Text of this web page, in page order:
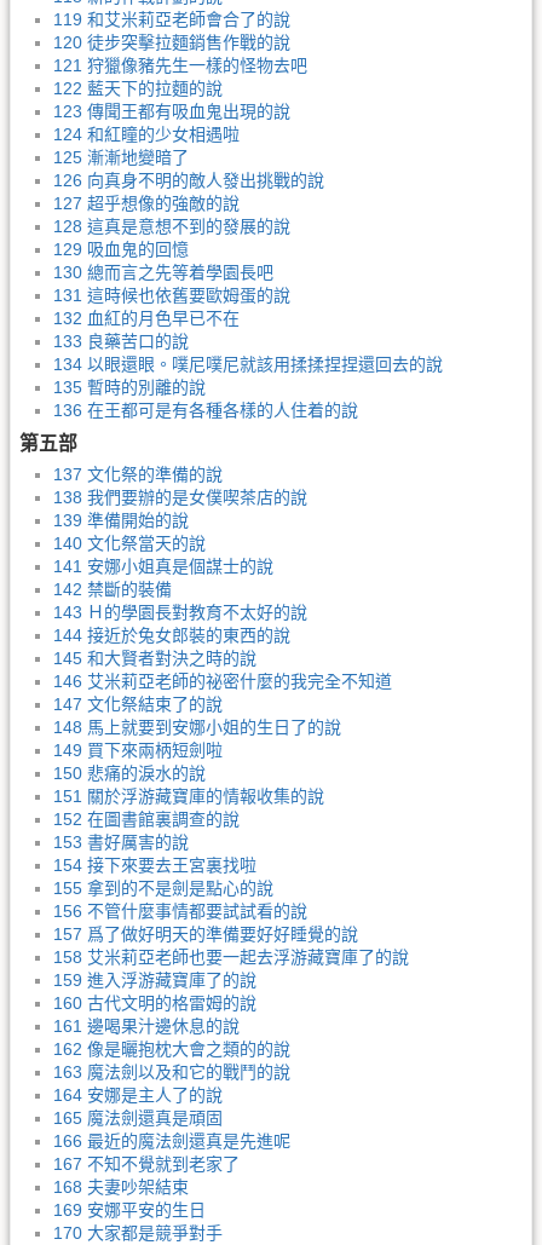
119 和艾米莉亞老師會合了的說
120 徒步突擊拉麵銷售作戰的說
121 狩獵像豬先生一樣的怪物去吧
122 藍天下的拉麵的說
123 傳聞王都有吸血鬼出現的說
124 和紅瞳的少女相遇啦
125 漸漸地變暗了
126 向真身不明的敵人發出挑戰的說
127 超乎想像的強敵的說
128 這真是意想不到的發展的說
129 吸血鬼的回憶
130 總而言之先等着學園長吧
131 這時候也依舊要歐姆蛋的說
132 血紅的月色早已不在
133 良藥苦口的說
134 以眼還眼。噗尼噗尼就該用揉揉捏捏還回去的說
135 暫時的別離的說
136 在王都可是有各種各樣的人住着的說
第五部
137 文化祭的準備的說
138 我們要辦的是女僕喫茶店的說
139 準備開始的說
140 文化祭當天的說
141 安娜小姐真是個謀士的說
142 禁斷的裝備
143 Ｈ的學園長對教育不太好的說
144 接近於兔女郎裝的東西的說
145 和大賢者對決之時的說
146 艾米莉亞老師的祕密什麼的我完全不知道
147 文化祭結束了的說
148 馬上就要到安娜小姐的生日了的說
149 買下來兩柄短劍啦
150 悲痛的淚水的說
151 關於浮游藏寶庫的情報收集的說
152 在圖書館裏調查的說
153 書好厲害的說
154 接下來要去王宮裏找啦
155 拿到的不是劍是點心的說
156 不管什麼事情都要試試看的說
157 爲了做好明天的準備要好好睡覺的說
158 艾米莉亞老師也要一起去浮游藏寶庫了的說
159 進入浮游藏寶庫了的說
160 古代文明的格雷姆的說
161 邊喝果汁邊休息的說
162 像是曬抱枕大會之類的的說
163 魔法劍以及和它的戰鬥的說
164 安娜是主人了的說
165 魔法劍還真是頑固
166 最近的魔法劍還真是先進呢
167 不知不覺就到老家了
168 夫妻吵架結束
169 安娜平安的生日
170 大家都是競爭對手